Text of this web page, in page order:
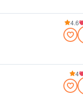
4.6
4